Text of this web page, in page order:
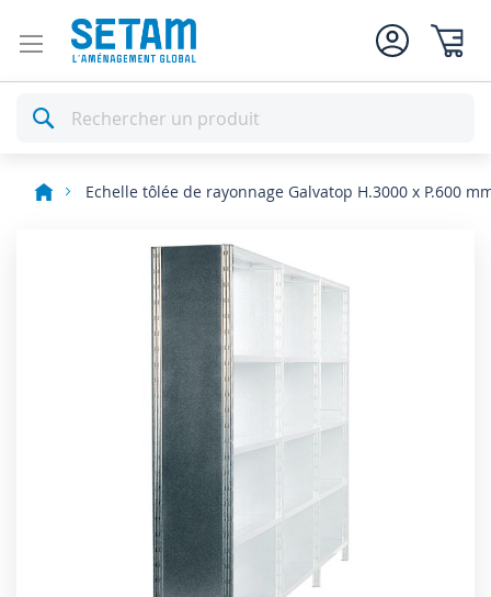
Rechercher
Echelle tôlée de rayonnage Galvatop H.3000 x P.600